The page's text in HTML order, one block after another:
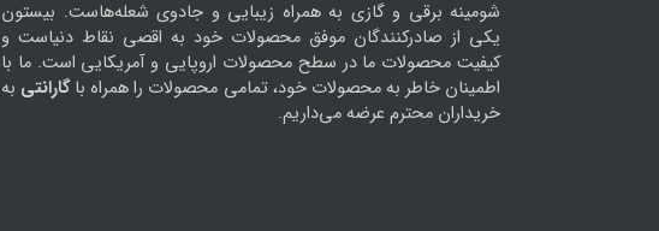
شومینه برقی و گازی به همراه زیبایی و جادوی شعله‌هاست. بیستون
یکی از صادرکنندگان موفق محصولات خود به اقصی نقاط دنیاست و
کیفیت محصولات ما در سطح محصولات اروپایی و آمریکایی است. ما با
اطمینان خاطر به محصولات خود، تمامی محصولات را همراه باگارانتی به
خریداران محترم عرضه می‌داریم.